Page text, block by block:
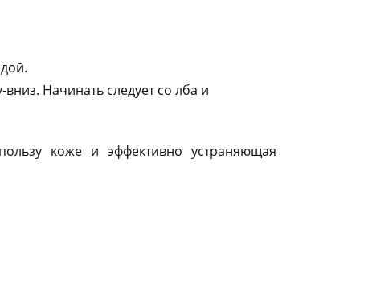
Начинать следует со лба и
коже и эффективно устраняющая